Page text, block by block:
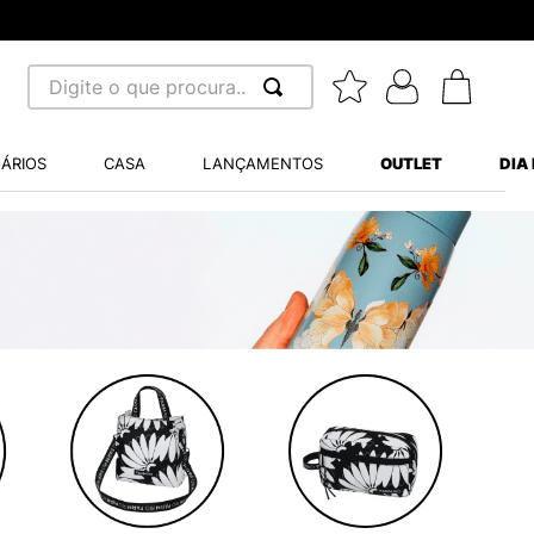
Digite o que procura...
CASA LANÇAMENTOS OUTLET DIA
BALANCE 530
VANS ULTRARANGE